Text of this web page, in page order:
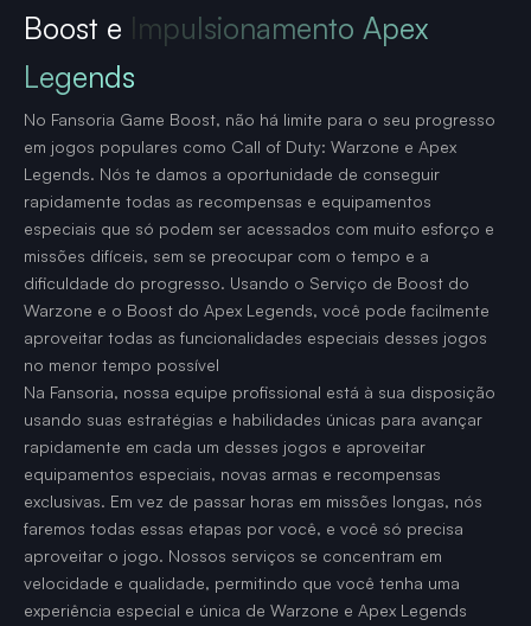
Boost e Impulsionamento Apex
Legends
No Fansoria Game Boost, não há limite para o seu progresso
em jogos populares como Call of Duty: Warzone e Apex
Legends. Nós te damos a oportunidade de conseguir
rapidamente todas as recompensas e equipamentos
especiais que só podem ser acessados com muito esforço e
missões difíceis, sem se preocupar com o tempo e a
dificuldade do progresso. Usando o Serviço de Boost do
Warzone e o Boost do Apex Legends, você pode facilmente
aproveitar todas as funcionalidades especiais desses jogos
no menor tempo possível
Na Fansoria, nossa equipe profissional está à sua disposição
usando suas estratégias e habilidades únicas para avançar
rapidamente em cada um desses jogos e aproveitar
equipamentos especiais, novas armas e recompensas
exclusivas. Em vez de passar horas em missões longas, nós
faremos todas essas etapas por você, e você só precisa
aproveitar o jogo. Nossos serviços se concentram em
velocidade e qualidade, permitindo que você tenha uma
experiência especial e única de Warzone e Apex Legends